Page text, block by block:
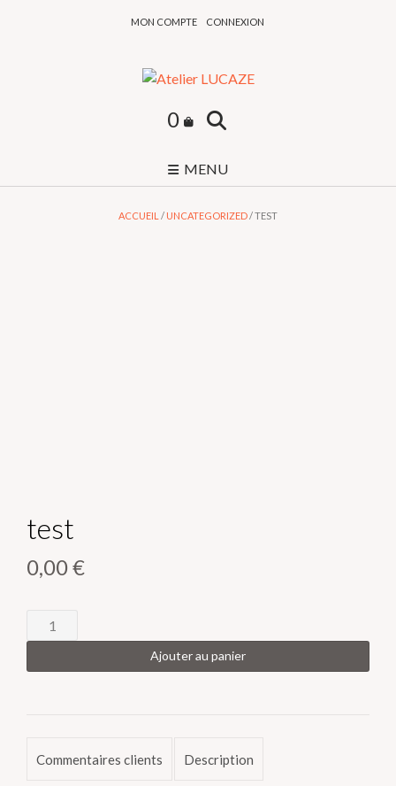
MON COMPTE CONNEXION
0
MENU
ACCUEIL / UNCATEGORIZED/ TEST
test
0,00€
quantité
de
Ajouter au panier
Commentaires clients Description